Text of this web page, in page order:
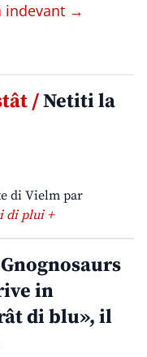
indevant →
/Netiti la
di Vielm par
di plui +
in
di blu», il